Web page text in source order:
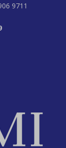
9711